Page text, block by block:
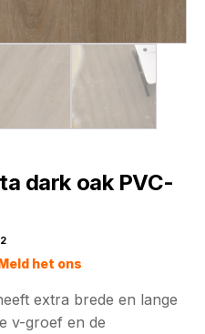
dark oak PVC-
2
het ons
extra brede en lange
v-groef en de